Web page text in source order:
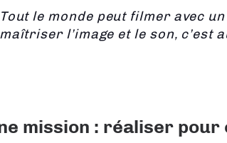
Tout le monde peut filmer avec
maîtriser l’image et le son, c’est
mission : réaliser